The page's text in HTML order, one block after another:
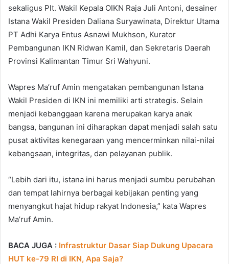
sekaligus Plt. Wakil Kepala OIKN Raja Juli Antoni, desainer
Istana Wakil Presiden Daliana Suryawinata, Direktur Utama
PT Adhi Karya Entus Asnawi Mukhson, Kurator
Pembangunan IKN Ridwan Kamil, dan Sekretaris Daerah
Provinsi Kalimantan Timur Sri Wahyuni.
Wapres Ma’ruf Amin mengatakan pembangunan Istana
Wakil Presiden di IKN ini memiliki arti strategis. Selain
menjadi kebanggaan karena merupakan karya anak
bangsa, bangunan ini diharapkan dapat menjadi salah satu
pusat aktivitas kenegaraan yang mencerminkan nilai-nilai
kebangsaan, integritas, dan pelayanan publik.
“Lebih dari itu, istana ini harus menjadi sumbu perubahan
dan tempat lahirnya berbagai kebijakan penting yang
menyangkut hajat hidup rakyat Indonesia,” kata Wapres
Ma’ruf Amin.
BACA JUGA : Infrastruktur Dasar Siap Dukung Upacara
HUT ke-79 RI di IKN, Apa Saja?